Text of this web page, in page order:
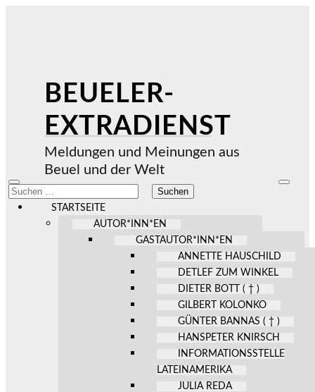
BEUELER-
EXTRADIENST
Meldungen und Meinungen aus
Beuel und der Welt
Mobile-
Menü
ein-/ausblenden
Suchen
nach:
STARTSEITE
AUTOR*INN*EN
GASTAUTOR*INN*EN
ANNETTE HAUSCHILD
DETLEF ZUM WINKEL
DIETER BOTT ( † )
GILBERT KOLONKO
GÜNTER BANNAS ( † )
HANSPETER KNIRSCH
INFORMATIONSSTELLE
LATEINAMERIKA
JULIA REDA